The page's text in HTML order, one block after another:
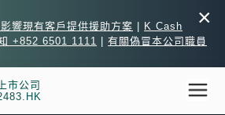
×
響現有客戶提供援助方案
K Cash
+852 6501 1111
有關偽冒本公司職員
市公司